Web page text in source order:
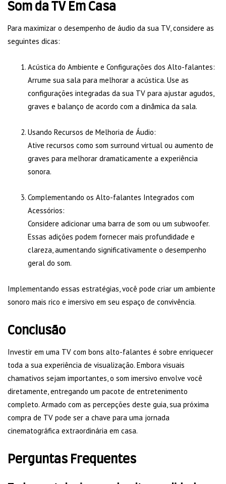
Som da TV Em Casa
Para maximizar o desempenho de áudio da sua TV, considere as
seguintes dicas:
Acústica do Ambiente e Configurações dos Alto-falantes:
Arrume sua sala para melhorar a acústica. Use as
configurações integradas da sua TV para ajustar agudos,
graves e balanço de acordo com a dinâmica da sala.
Usando Recursos de Melhoria de Áudio:
Ative recursos como som surround virtual ou aumento de
graves para melhorar dramaticamente a experiência
sonora.
Complementando os Alto-falantes Integrados com
Acessórios:
Considere adicionar uma barra de som ou um subwoofer.
Essas adições podem fornecer mais profundidade e
clareza, aumentando significativamente o desempenho
geral do som.
Implementando essas estratégias, você pode criar um ambiente
sonoro mais rico e imersivo em seu espaço de convivência.
Conclusão
Investir em uma TV com bons alto-falantes é sobre enriquecer
toda a sua experiência de visualização. Embora visuais
chamativos sejam importantes, o som imersivo envolve você
diretamente, entregando um pacote de entretenimento
completo. Armado com as percepções deste guia, sua próxima
compra de TV pode ser a chave para uma jornada
cinematográfica extraordinária em casa.
Perguntas Frequentes